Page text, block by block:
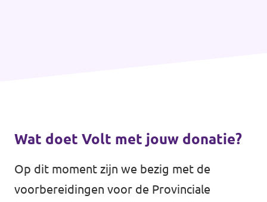
Wat doet Volt met jouw donatie?
Op dit moment zijn we bezig met de
voorbereidingen voor de Provinciale